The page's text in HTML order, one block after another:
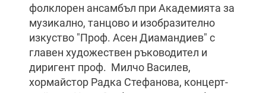
фолклорен ансамбъл при Академията за
музикално, танцово и изобразително
изкуство "Проф. Асен Диамандиев" с
главен художествен ръководител и
диригент проф. Милчо Василев,
хормайстор Радка Стефанова, концерт-